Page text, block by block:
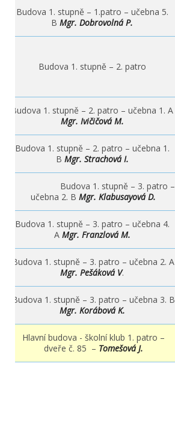
Budova 1. stupně – 1.patro – učebna 5.
B Mgr. Dobrovolná P.
Budova 1. stupně – 2. patro
Budova 1. stupně – 2. patro – učebna 1. A
Mgr. Ivičičová M.
Budova 1. stupně – 2. patro – učebna 1.
B Mgr. Strachová I.
Budova 1. stupně – 3. patro –
učebna 2. B Mgr. KlabusayováD.
Budova 1. stupně – 3. patro – učebna 4.
A Mgr. Franzlová M.
Budova 1. stupně – 3. patro – učebna 2. A
Mgr. Pešáková V.
Budova 1. stupně – 3. patro – učebna 3. B
Mgr. Korábová K.
Hlavní budova - školní klub 1. patro –
dveře č. 85 – Tomešová J.